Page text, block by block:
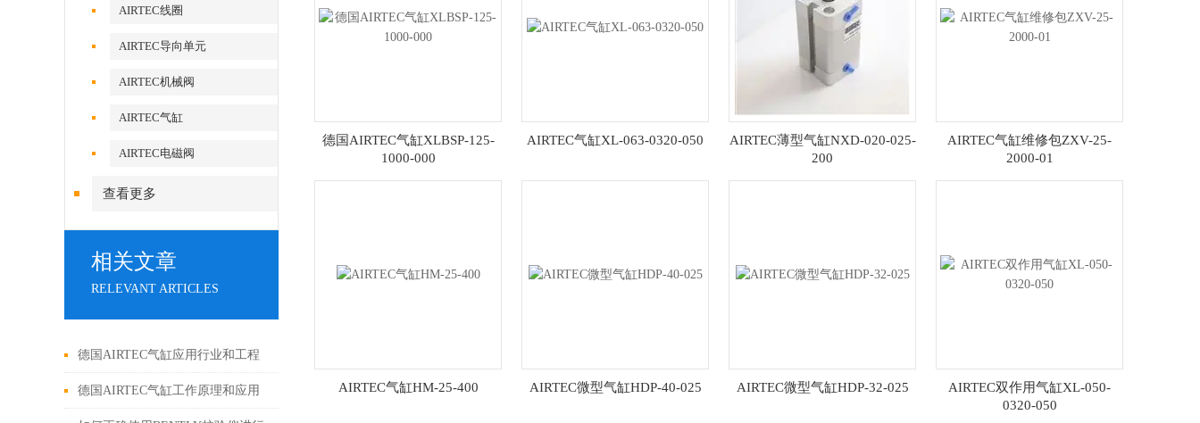
AIRTEC线圈
AIRTEC导向单元
AIRTEC机械阀
AIRTEC气缸
AIRTEC电磁阀
查看更多
相关文章
RELEVANT ARTICLES
德国AIRTEC气缸应用行业和工程
案例
德国AIRTEC气缸工作原理和应用
德国AIRTEC气缸XLBSP-125-
1000-000
AIRTEC气缸XL-063-0320-050
AIRTEC薄型气缸NXD-020-025-
200
AIRTEC气缸维修包ZXV-25-
2000-01
AIRTEC气缸HM-25-400 AIRTEC微型气缸HDP-40-025 AIRTEC微型气缸HDP-32-025
AIRTEC双作用气缸XL-050-
0320-050